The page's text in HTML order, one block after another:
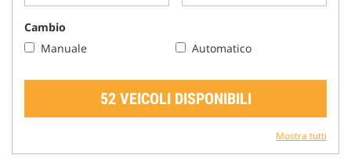
Cambio
Manuale
Automatico
52 VEICOLI DISPONIBILI
Mostra tutti
seguito
descritte.
Per
ottenere
e